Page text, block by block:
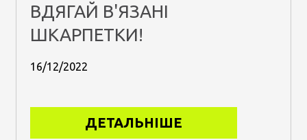
ВДЯГАЙ В'ЯЗАНІ
ШКАРПЕТКИ!
16/12/2022
ДЕТАЛЬНІШЕ